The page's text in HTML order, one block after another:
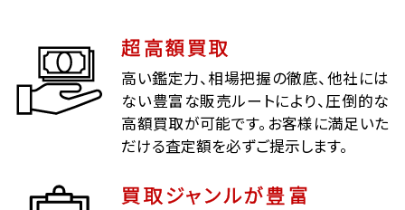
超高額買取
高い鑑定力、相場把握の徹底、他社には
ない豊富な販売ルートにより、圧倒的な
高額買取が可能です。お客様に満足いた
だける査定額を必ずご提示します。
買取ジャンルが豊富